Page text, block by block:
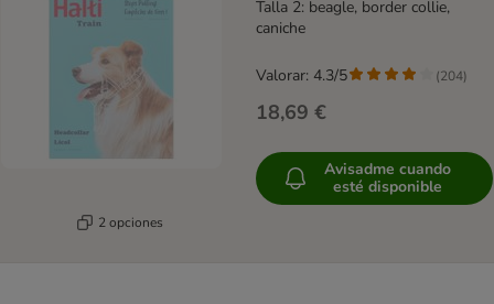
2 opciones
Talla 2: beagle, border collie,
caniche
18,69 €
Valorar: 4.3/5 (204)
Avisadme cuando
esté disponible